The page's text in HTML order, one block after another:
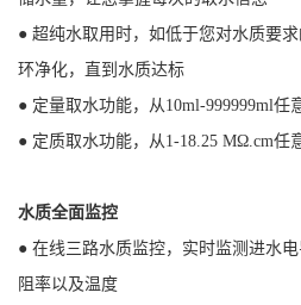
● 超纯水取用时，如低于您对水质要
环净化，直到水质达标
● 定量取水功能，从10ml-999999ml任
● 定质取水功能，从1-18.25 MΩ.cm任
水质全面监控
● 在线三路水质监控，实时监测进水
阻率以及温度